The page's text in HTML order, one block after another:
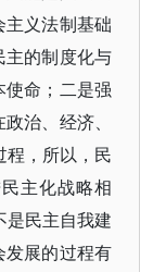
义法制基础
的制度化与
命；二是强
治、经济、
程，所以，民
主化战略相
是民主自我建
展的过程有